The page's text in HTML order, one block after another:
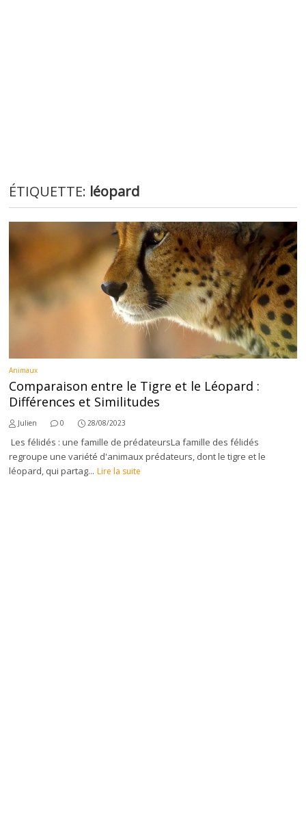
ÉTIQUETTE: léopard
Animaux
Comparaison entre le Tigre et le Léopard :
Différences et Similitudes
Julien 0 28/08/2023
Les félidés : une famille de prédateursLa famille des félidés
regroupe une variété d'animaux prédateurs, dont le tigre et le
léopard, qui partag... Lire la suite